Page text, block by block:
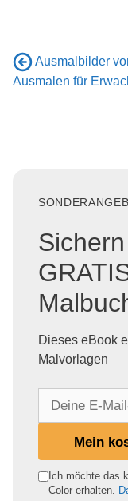
Ausmalbilder
Ausmalen für
Dieses eBook
Malvorlagen
e
Mein
Ich möchte das
Color erhalten.